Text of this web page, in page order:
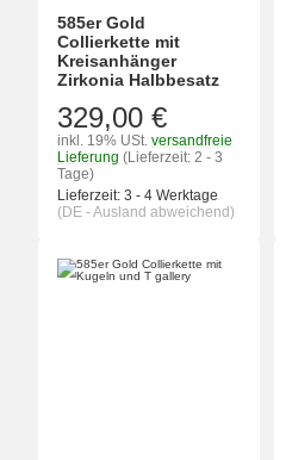
585er Gold
Collierkette mit
Kreisanhänger
Zirkonia Halbbesatz
329,00 €
inkl. 19% USt. versandfreie
Lieferung (Lieferzeit: 2 - 3
Tage)
Lieferzeit: 3 - 4 Werktage
(DE - Ausland abweichend)